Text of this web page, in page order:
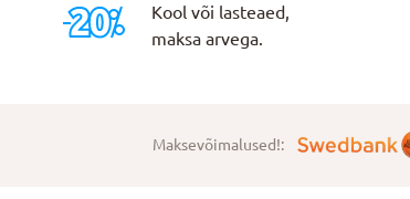
Kool või lasteaed,
maksa arvega.
Maksevõimalused!: